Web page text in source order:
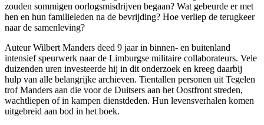
zouden sommigen oorlogsmisdrijven begaan? Wat gebeurde er met
hen en hun familieleden na de bevrijding? Hoe verliep de terugkeer
naar de samenleving?
Auteur Wilbert Manders deed 9 jaar in binnen- en buitenland
intensief speurwerk naar de Limburgse militaire collaborateurs. Vele
duizenden uren investeerde hij in dit onderzoek en kreeg daarbij
hulp van alle belangrijke archieven. Tientallen personen uit Tegelen
trof Manders aan die voor de Duitsers aan het Oostfront streden,
wachtliepen of in kampen dienstdeden. Hun levensverhalen komen
uitgebreid aan bod in het boek.